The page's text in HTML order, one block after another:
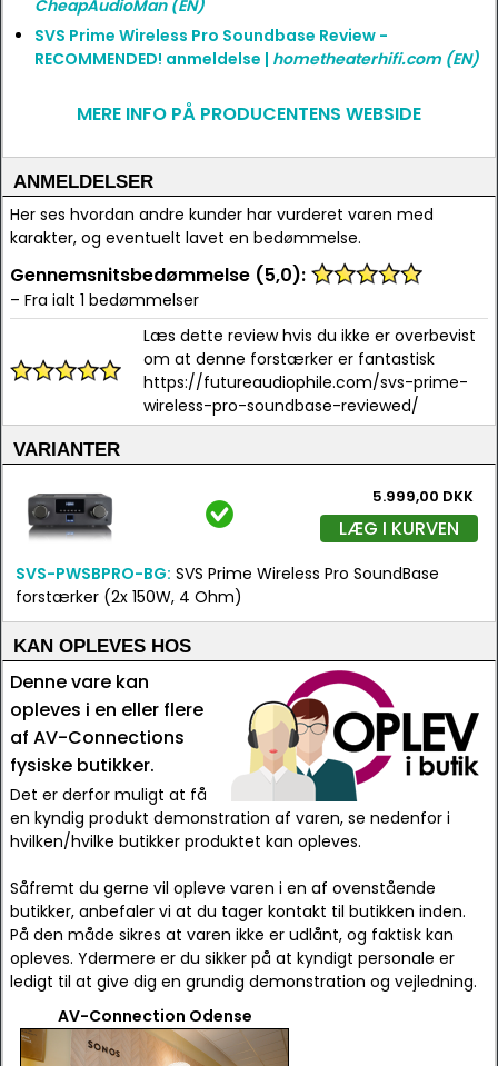
CheapAudioMan (EN)
SVS Prime Wireless Pro Soundbase Review -
RECOMMENDED! anmeldelse | hometheaterhifi.com (EN)
MERE INFO PÅ PRODUCENTENS WEBSIDE
ANMELDELSER
Her ses hvordan andre kunder har vurderet varen med
karakter, og eventuelt lavet en bedømmelse.
Gennemsnitsbedømmelse (5,0):
– Fra ialt 1 bedømmelser
Læs dette review hvis du ikke er overbevist
om at denne forstærker er fantastisk
https://futureaudiophile.com/svs-prime-
wireless-pro-soundbase-reviewed/
VARIANTER
5.999,00 DKK
LÆG I KURVEN
SVS-PWSBPRO-BG: SVS Prime Wireless Pro SoundBase
forstærker (2x 150W, 4 Ohm)
KAN OPLEVES HOS
Denne vare kan
opleves i en eller flere
af AV-Connections
fysiske butikker.
Det er derfor muligt at få
en kyndig produkt demonstration af varen, se nedenfor i
hvilken/hvilke butikker produktet kan opleves.
Såfremt du gerne vil opleve varen i en af ovenstående
butikker, anbefaler vi at du tager kontakt til butikken inden.
På den måde sikres at varen ikke er udlånt, og faktisk kan
opleves. Ydermere er du sikker på at kyndigt personale er
ledigt til at give dig en grundig demonstration og vejledning.
AV-Connection Odense